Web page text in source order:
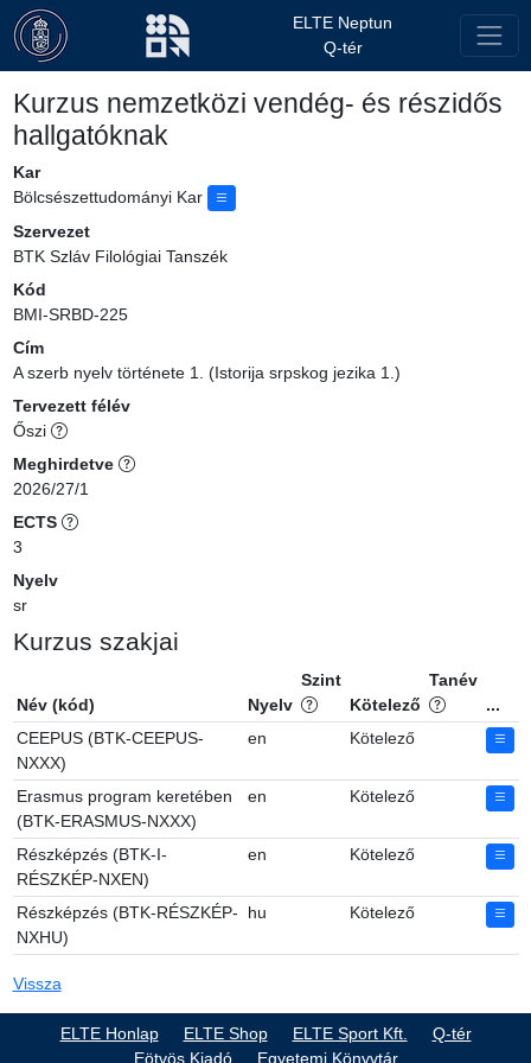
ELTE Neptun
Q-tér
Kurzus nemzetközi vendég- és részidős
hallgatóknak
Kar
Bölcsészettudományi Kar
Szervezet
BTK Szláv Filológiai Tanszék
Kód
BMI-SRBD-225
Cím
A szerb nyelv története 1. (Istorija srpskog jezika 1.)
Tervezett félév
Őszi
Meghirdetve
2026/27/1
ECTS
3
Nyelv
sr
Kurzus szakjai
Név (kód) Nyelv
Szint
Kötelező
Tanév
...
CEEPUS (BTK-CEEPUS-
NXXX)
en Kötelező
Erasmus program keretében
(BTK-ERASMUS-NXXX)
en Kötelező
Részképzés (BTK-I-
RÉSZKÉP-NXEN)
en Kötelező
Részképzés (BTK-RÉSZKÉP-
NXHU)
hu Kötelező
Vissza
ELTE Honlap ELTE Shop ELTE Sport Kft.
Q-tér
Eötvös Kiadó
Egyetemi Könyvtár